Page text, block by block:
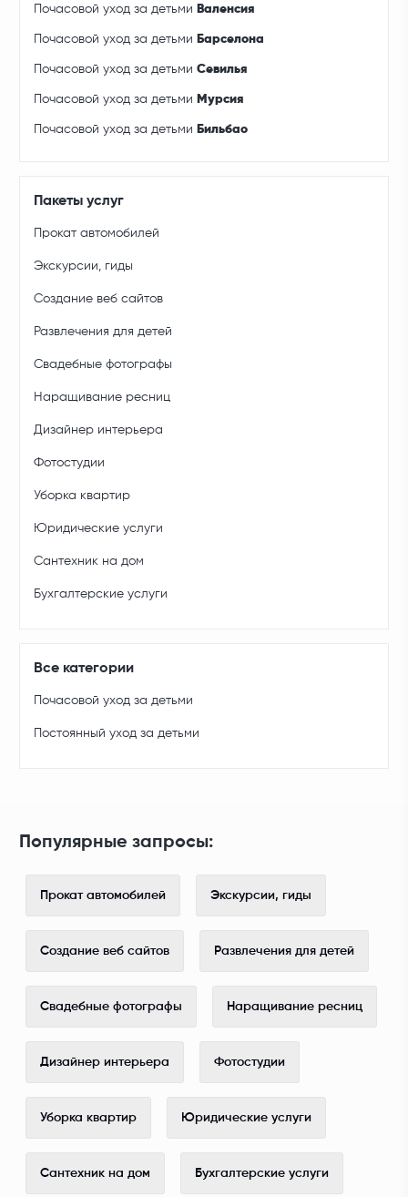
Почасовой уход за детьми Валенсия
Почасовой уход за детьми Барселона
Почасовой уход за детьмиСевилья
Почасовой уход за детьми Мурсия
Почасовой уход за детьми Бильбао
Пакеты услуг
Прокат автомобилей
Экскурсии, гиды
Создание веб сайтов
Развлечения для детей
Свадебные фотографы
Наращивание ресниц
Дизайнер интерьера
Фотостудии
Уборка квартир
Юридические услуги
Сантехник на дом
Бухгалтерские услуги
Все категории
Почасовой уход за детьми
Постоянный уход за детьми
Популярные запросы:
Прокат автомобилей Экскурсии, гиды
Создание веб сайтов Развлечения для детей
Свадебные фотографы Наращивание ресниц
Дизайнер интерьера Фотостудии
Уборка квартир Юридические услуги
Сантехник на дом Бухгалтерские услуги